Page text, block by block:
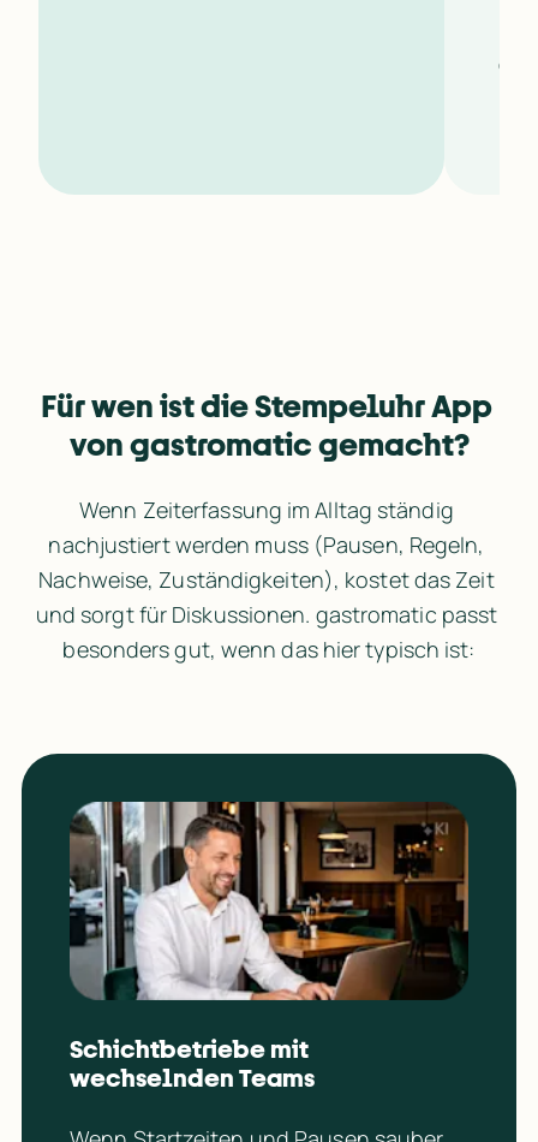
Für wen ist die Stempeluhr App
von gastromatic gemacht?
Wenn Zeiterfassung im Alltag ständig
nachjustiert werden muss (Pausen, Regeln,
Nachweise, Zuständigkeiten), kostet das Zeit
und sorgt für Diskussionen. gastromatic passt
besonders gut, wenn das hier typisch ist:
Schichtbetriebe mit
wechselnden Teams